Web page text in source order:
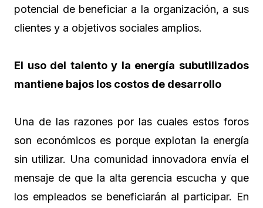
potencial de beneficiar a la organización, a sus
clientes y a objetivos sociales amplios.
El uso del talento y la energía subutilizados
mantiene bajos los costos de desarrollo
Una de las razones por las cuales estos foros
son económicos es porque explotan la energía
sin utilizar. Una comunidad innovadora envía el
mensaje de que la alta gerencia escucha y que
los empleados se beneficiarán al participar. En